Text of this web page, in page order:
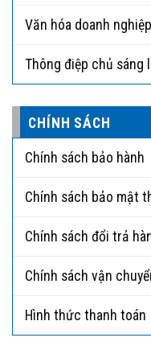
Văn hóa doanh nghiệp
Thông điệp chủ sáng
CHÍNH SÁCH
Chính sách bảo hành
Chính sách bảo mật
Chính sách đổi trả
Chính sách vận
Hình thức thanh toán